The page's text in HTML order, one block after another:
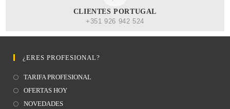
CLIENTES PORTUGAL
+351 926 942 524
¿ERES PROFESIONAL?
TARIFA PROFESIONAL
OFERTAS HOY
NOVEDADES